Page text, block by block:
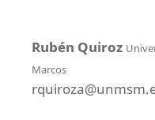
Rubén Quiroz
Marcos